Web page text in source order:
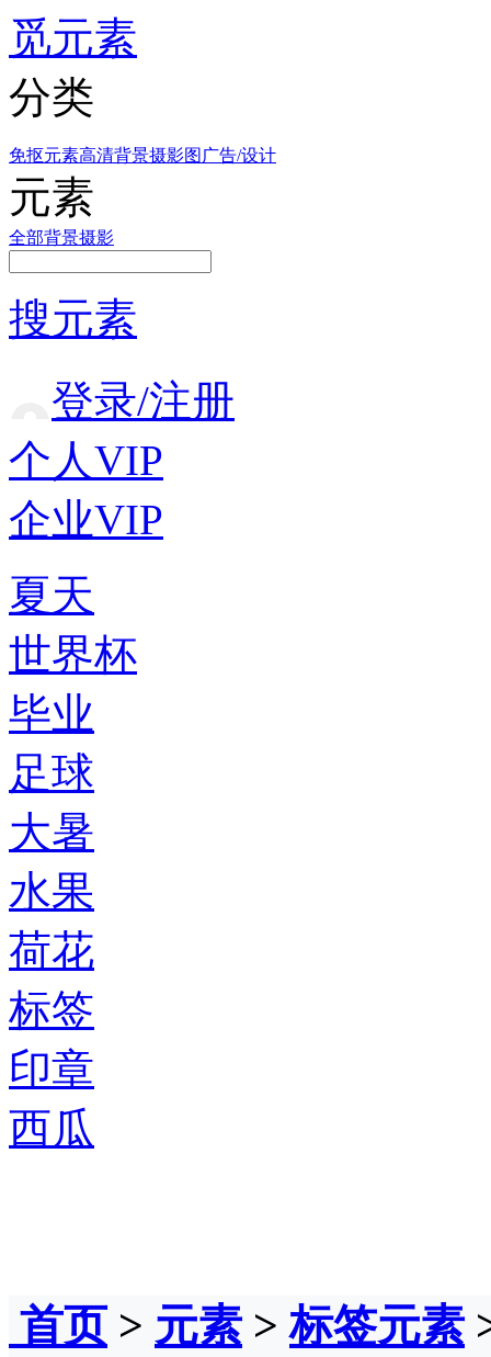
觅元素
分类
免抠元素高清背景摄影图 广告/设计
元素
全部背景摄影
搜元素
登录/注册
个人VIP
企业VIP
夏天
世界杯
毕业
足球
大暑
水果
荷花
标签
印章
西瓜
首页> 元素 >标签元素